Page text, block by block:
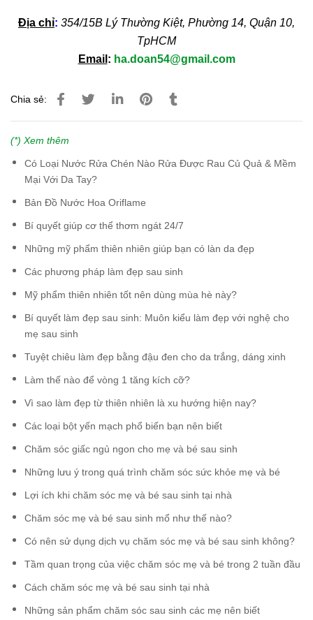
Địa chỉ: 354/15B Lý Thường Kiệt, Phường 14, Quận 10,
TpHCM
Email : ha.doan54@gmail.com
Chia sẻ:
(*) Xem thêm
Có Loại Nước Rửa Chén Nào Rửa Được Rau Củ Quả & Mềm
Mại Với Da Tay?
Bản Đồ Nước Hoa Oriflame
Bí quyết giúp cơ thể thơm ngát 24/7
Những mỹ phẩm thiên nhiên giúp bạn có làn da đẹp
Các phương pháp làm đẹp sau sinh
Mỹ phẩm thiên nhiên tốt nên dùng mùa hè này?
Bí quyết làm đẹp sau sinh: Muôn kiểu làm đẹp với nghệ cho
mẹ sau sinh
Tuyệt chiêu làm đẹp bằng đậu đen cho da trắng, dáng xinh
Làm thế nào để vòng 1 tăng kích cỡ?
Vì sao làm đẹp từ thiên nhiên là xu hướng hiện nay?
Các loại bột yến mạch phổ biến bạn nên biết
Chăm sóc giấc ngủ ngon cho mẹ và bé sau sinh
Những lưu ý trong quá trình chăm sóc sức khỏe mẹ và bé
Lợi ích khi chăm sóc mẹ và bé sau sinh tại nhà
Chăm sóc mẹ và bé sau sinh mổ như thế nào?
Có nên sử dụng dịch vụ chăm sóc mẹ và bé sau sinh không?
Tầm quan trọng của việc chăm sóc mẹ và bé trong 2 tuần đầu
Cách chăm sóc mẹ và bé sau sinh tại nhà
Những sản phẩm chăm sóc sau sinh các mẹ nên biết